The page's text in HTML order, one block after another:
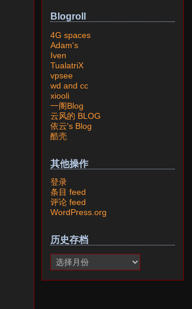
Blogroll
4G spaces
Adam's
Iven
TualatriX
vpsee
wd and cc
xiooli
一阁Blog
云风的 BLOG
依云's Blog
酷壳
其他操作
登录
条目 feed
评论 feed
WordPress.org
历史存档